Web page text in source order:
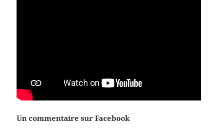
Un commentaire sur Facebook